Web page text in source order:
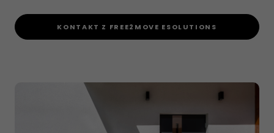
KONTAKT Z FREE2MOVE ESOLUTIONS